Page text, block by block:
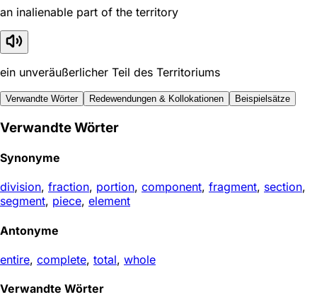
an inalienable part of the territory
ein unveräußerlicher Teil des Territoriums
Verwandte Wörter Redewendungen & Kollokationen Beispielsätze
Verwandte Wörter
Synonyme
division, fraction, portion, component, fragment, section,
segment, piece, element
Antonyme
entire, complete, total, whole
Verwandte Wörter